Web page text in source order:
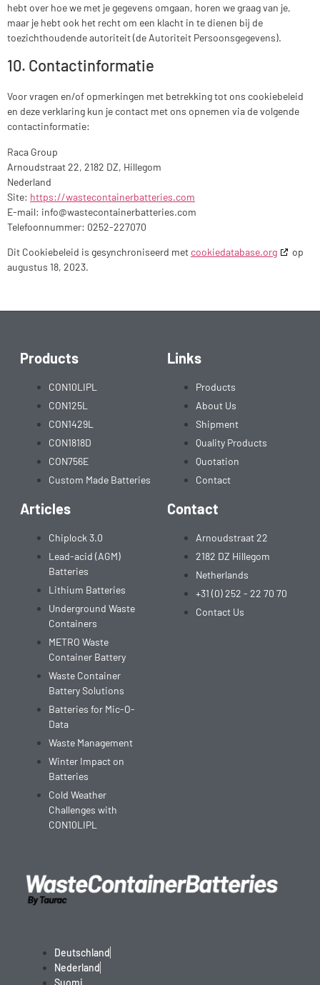
hebt over hoe we met je gegevens omgaan, horen we graag van je,
maar je hebt ook het recht om een klacht in te dienen bij de
toezichthoudende autoriteit (de Autoriteit Persoonsgegevens).
10. Contactinformatie
Voor vragen en/of opmerkingen met betrekking tot ons cookiebeleid
en deze verklaring kun je contact met ons opnemen via de volgende
contactinformatie:
Raca Group
Arnoudstraat 22, 2182 DZ, Hillegom
Nederland
Site: https://wastecontainerbatteries.com
E-mail: info@wastecontainerbatteries.com
Telefoonnummer: 0252-227070
Dit Cookiebeleid is gesynchroniseerd met cookiedatabase.org
op
augustus 18, 2023.
Products
CON10LIPL
CON125L
CON1429L
CON1818D
CON756E
Custom Made Batteries
Links
Products
About Us
Shipment
Quality Products
Quotation
Contact
Articles
Chiplock 3.0
Lead-acid (AGM)
Batteries
Lithium Batteries
Underground Waste
Containers
METRO Waste
Container Battery
Waste Container
Battery Solutions
Batteries for Mic-O-
Data
Waste Management
Winter Impact on
Batteries
Cold Weather
Challenges with
CON10LIPL
Contact
Arnoudstraat 22
2182 DZ Hillegom
Netherlands
+31 (0) 252 - 22 70 70
Contact Us
Deutschland
Nederland
Suomi